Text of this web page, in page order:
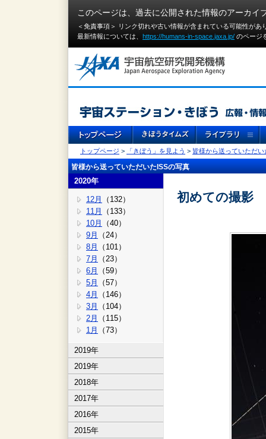
このページは、過去に公開された情報のアーカイ
＜免責事項＞ リンク切れや古い情報が含まれている可能性が
最新情報については、 https://humans-in-space.jaxa.jp/ のページ
トップページ > 「きぼう」を見よう > 皆様から送っていただい
皆様から送っていただいたISSの写真
2020年
12月
（132）
11月
（133）
10月
（40）
9月
（24）
8月
（101）
7月
（23）
6月
（59）
5月
（57）
4月
（146）
3月
（104）
2月
（115）
1月
（73）
2019年
2019年
2018年
2017年
2016年
2015年
初めての撮影